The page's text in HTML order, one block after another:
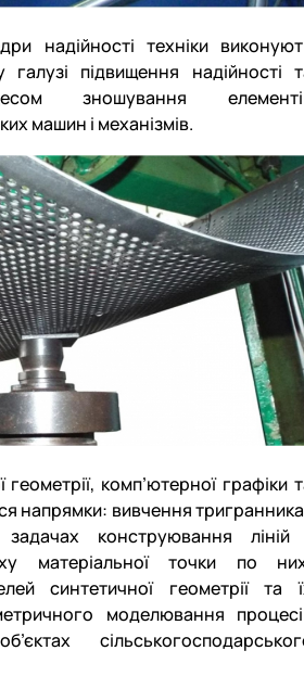
надійності техніки
підвищення надійності
зношування
машин і механізмів.
комп’ютерної графіки
напрямки: вивчення тригранника
конструювання ліній
матеріальної точки по
синтетичної геометрії та
моделювання